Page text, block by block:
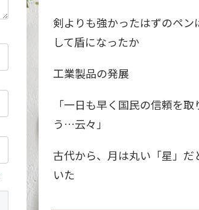
剣よりも強かったはずのペン
して盾になったか
工業製品の発展
「一日も早く国民の信頼を取
う…云々」
古代から、月は丸い「星」だ
いた